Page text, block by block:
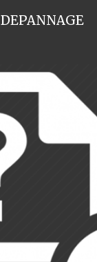
DEPANNAGE